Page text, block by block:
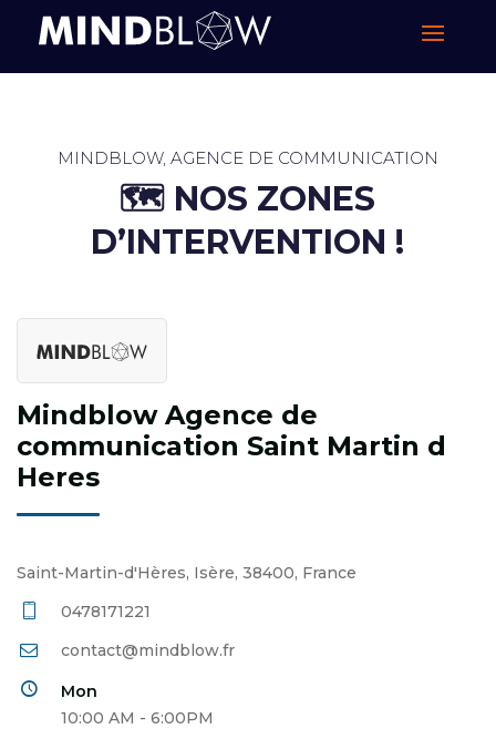
MINDBLOW, AGENCE DE COMMUNICATION
🗺️ ​NOS ZONES
D’INTERVENTION !
Mindblow Agence de
communication Saint Martin d
Heres
Saint-Martin-d'Hères, Isère, 38400, France
0478171221
contact@mindblow.fr
Mon
10:00 AM - 6:00PM